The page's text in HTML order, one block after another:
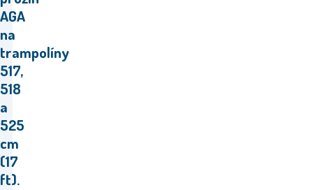
AGA
na
trampolíny
517,
518
a
525
cm
(17
ft).